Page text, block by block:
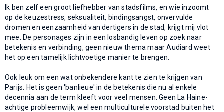
Ik ben zelf een groot liefhebber van stadsfilms, en wie inzoomt
op de keuzestress, seksualiteit, bindingsangst, onvervulde
dromen en eenzaamheid van dertigers in de stad, krijgt mij vlot
mee. De personages zijn in een losbandig leven op zoek naar
betekenis en verbinding, geen nieuw thema maar Audiard weet
het op een tamelijk lichtvoetige manier te brengen.
Ook leuk om een wat onbekendere kant te zien te krijgen van
Parijs. Het is geen 'banlieue' in de betekenis die nu al enkele
decennia aan de term kleeft voor veel mensen. Geen La Haine-
achtige probleemwijk, wel een multiculturele voorstad buiten het